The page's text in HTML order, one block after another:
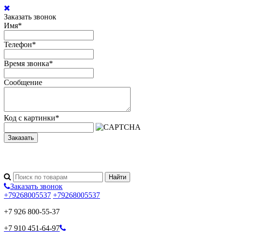
Заказать звонок
Имя*
Телефон*
Время звонка*
Сообщение
Код с картинки*
Заказать
Заказать звонок
+79268005537 +79268005537
+7 926 800-55-37
+7 910 451-64-97